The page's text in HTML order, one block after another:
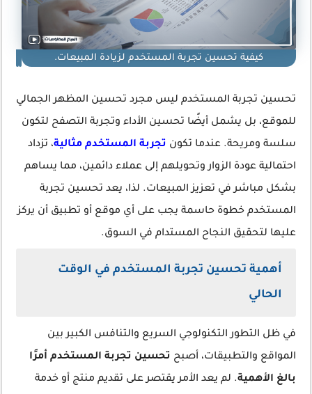
كيفية تحسين تجربة المستخدم لزيادة المبيعات.
تحسين تجربة المستخدم ليس مجرد تحسين المظهر الجمالي
للموقع، بل يشمل أيضًا تحسين الأداء وتجربة التصفح لتكون
سلسة ومريحة. عندما تكون تجربة المستخدم مثالية، تزداد
احتمالية عودة الزوار وتحويلهم إلى عملاء دائمين، مما يساهم
بشكل مباشر في تعزيز المبيعات. لذا، يعد تحسين تجربة
المستخدم خطوة حاسمة يجب على أي موقع أو تطبيق أن يركز
عليها لتحقيق النجاح المستدام في السوق.
أهمية تحسين تجربة المستخدم في الوقت
الحالي
في ظل التطور التكنولوجي السريع والتنافس الكبير بين
المواقع والتطبيقات، أصبح تحسين تجربة المستخدم أمرًا
بالغ الأهمية. لم يعد الأمر يقتصر على تقديم منتج أو خدمة